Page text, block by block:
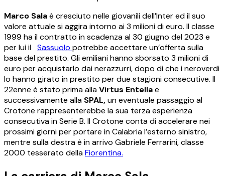
Marco Salaè cresciuto nelle giovanili dell’Inter ed il suo
valore attuale si aggira intorno ai 3 milioni di euro. Il classe
1999 ha il contratto in scadenza al 30 giugno del 2023 e
per lui il Sassuolo potrebbe accettare un’offerta sulla
base del prestito. Gli emiliani hanno sborsato 3 milioni di
euro per acquistarlo dai nerazzurri, dopo di che i neroverdi
lo hanno girato in prestito per due stagioni consecutive. Il
22enne è stato prima allaVirtus Entellae
successivamente alla SPAL,un eventuale passaggio al
Crotone rappresenterebbe la sua terza esperienza
consecutiva in Serie B. Il Crotone conta di accelerare nei
prossimi giorni per portare in Calabria l’esterno sinistro,
mentre sulla destra è in arrivo Gabriele Ferrarini, classe
2000 tesserato dellaFiorentina.